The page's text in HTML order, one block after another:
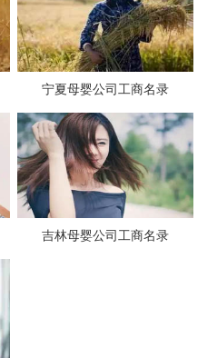
宁夏母婴公司工商名录
吉林母婴公司工商名录